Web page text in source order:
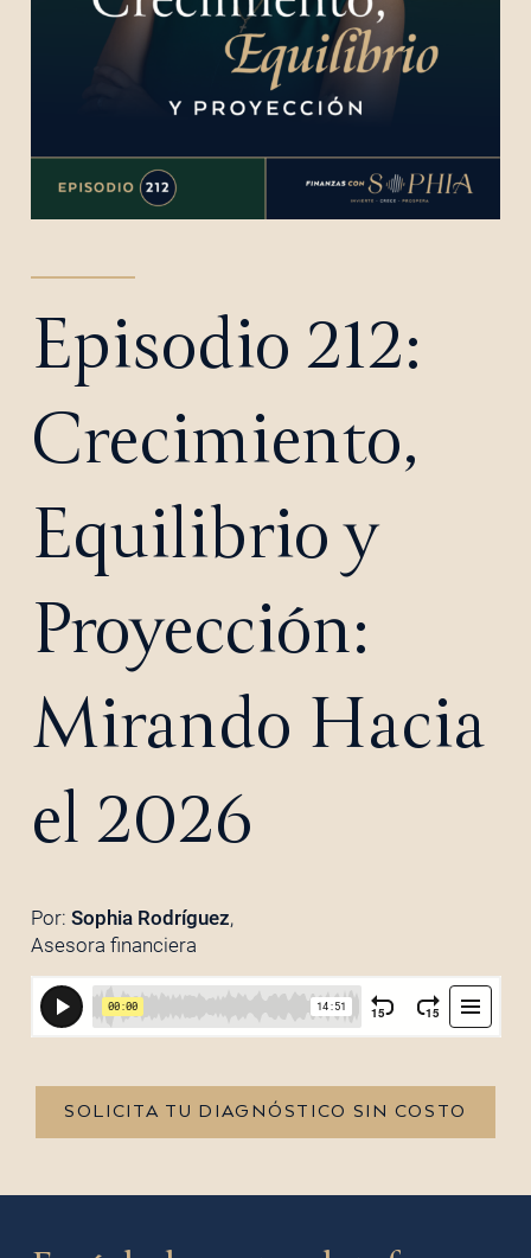
Episodio 212:
Crecimiento,
Equilibrio y
Proyección:
Mirando Hacia
el 2026
Por: Sophia Rodríguez,
Asesora financiera
SOLICITA TU DIAGNÓSTICO SIN COSTO